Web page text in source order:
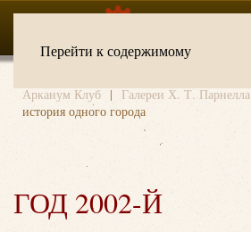
Перейти к содержимому
Арканум Клуб Галереи Х. Т. Парнелла
история одного города
ГОД 2002-Й